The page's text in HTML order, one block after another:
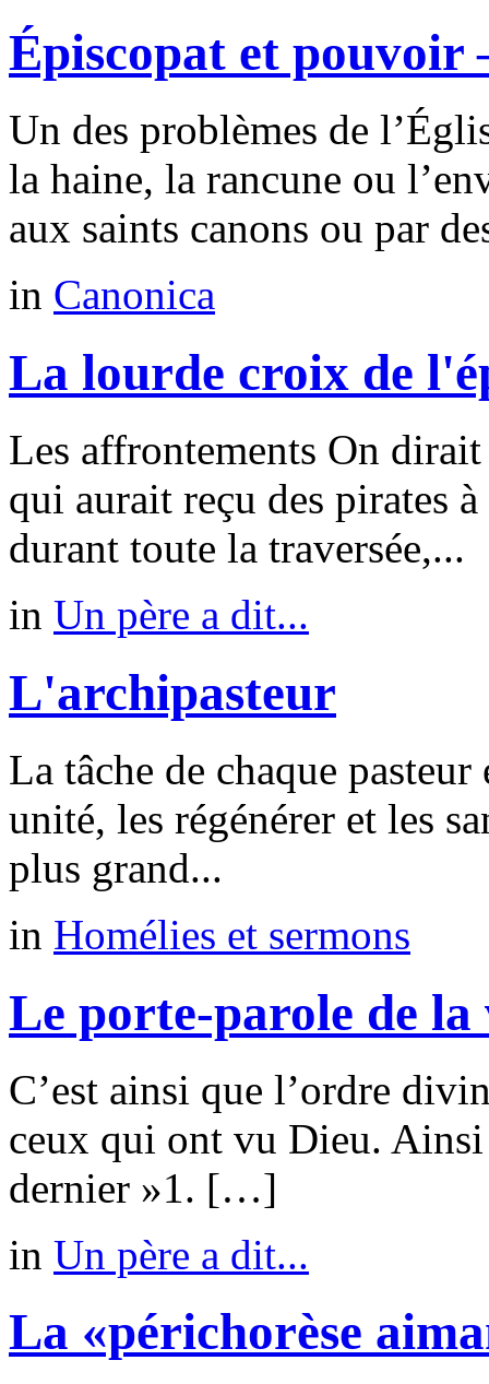
Épiscopat et pouvoir
Un des problèmes de
la haine, la rancune ou
aux saints canons ou par
in Canonica
La lourde croix de
Les affrontements On
qui aurait reçu des pirates
durant toute la traversée,...
in Un père a dit...
L'archipasteur
La tâche de chaque
unité, les régénérer et les
plus grand...
in Homélies et sermons
Le porte-parole de la
C’est ainsi que l’ordre
ceux qui ont vu Dieu.
dernier »1. […]
in Un père a dit...
La «périchorèse